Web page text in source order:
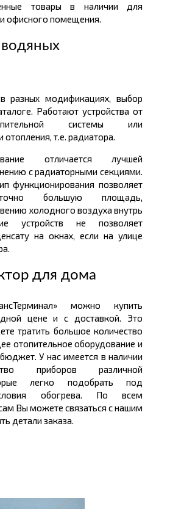
товары в наличии для
офисного помещения.
разных модификациях, выбор
Работают устройства от
системы или
т.е. радиатора.
отличается лучшей
с радиаторными секциями.
функционирования позволяет
большую площадь,
холодного воздуха внутрь
устройств не позволяет
на окнах, если на улице
для дома
можно купить
цене и с доставкой. Это
тратить большое количество
отопительное оборудование и
У нас имеется в наличии
приборов различной
легко подобрать под
обогрева. По всем
Вы можете связаться с нашим
детали заказа.